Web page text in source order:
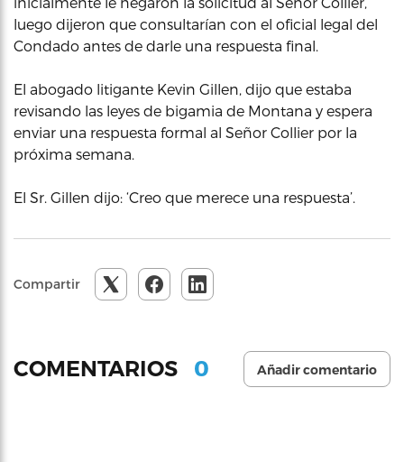
luego dijeron que consultarían con el oficial legal del
Condado antes de darle una respuesta final.
El abogado litigante Kevin Gillen, dijo que estaba
revisando las leyes de bigamia de Montana y espera
enviar una respuesta formal al Señor Collier por la
próxima semana.
El Sr. Gillen dijo: ‘Creo que merece una respuesta’.
Compartir
COMENTARIOS 0 Añadir comentario